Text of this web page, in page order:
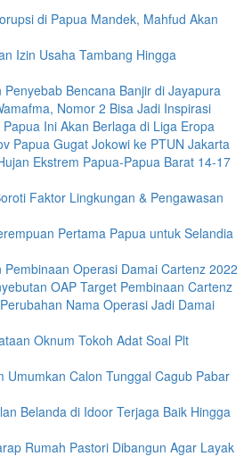
di Papua Mandek, Mahfud Akan
Izin Usaha Tambang Hingga
Penyebab Bencana Banjir di Jayapura
Nomor 2 Bisa Jadi Inspirasi
Ini Akan Berlaga di Liga Eropa
Papua Gugat Jokowi ke PTUN Jakarta
Ekstrem Papua-Papua Barat 14-17
Faktor Lingkungan & Pengawasan
Pertama Papua untuk Selandia
Pembinaan Operasi Damai Cartenz 2022
OAP Target Pembinaan Cartenz
Nama Operasi Jadi Damai
Oknum Tokoh Adat Soal Plt
Umumkan Calon Tunggal Cagub Pabar
Belanda di Idoor Terjaga Baik Hingga
Rumah Pastori Dibangun Agar Layak